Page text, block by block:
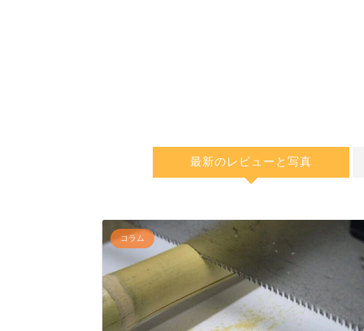
最新のレビューと写真
コラム